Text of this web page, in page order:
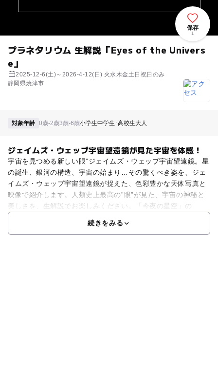
プラネタリウム 生解説「Eyes of the Univers
e」
2025-12-6(土)～2026-4-12(日) 火水木金土日祝日のみ
静岡県焼津市
保存
1
対象年齢 0歳-2歳3歳-6歳小学生中学生･高校生大人
ジェイムズ・ウェッブ宇宙望遠鏡が見た宇宙を体感！
宇宙を見つめる新しい眼”ジェイムズ・ウェッブ宇宙望遠鏡。星
の誕生、銀河の構造、宇宙の始まり…その驚くべき姿を、ジェ
イムズ・ウェッブ宇宙望遠鏡が捉えた、色彩豊かな天体写真と
映像で紹介します。人類史上最高の”眼”が見た、宇宙の神秘と
美しさを、生解説でお楽しみください。「今夜の星空」の
続きをみる